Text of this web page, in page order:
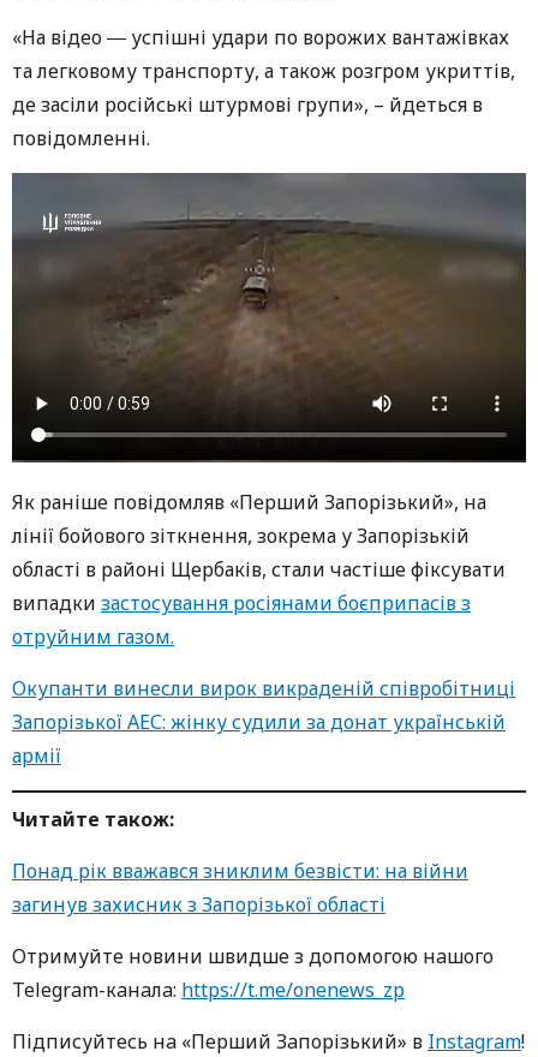
«На відео ― успішні удари по ворожих вантажівках
та легковому транспорту, а також розгром укриттів,
де засіли російські штурмові групи», – йдеться в
повідомленні.
Як раніше повідомляв «Перший Запорізький», на
лінії бойового зіткнення, зокрема у Запорізькій
області в районі Щербаків, стали частіше фіксувати
випадки застосування росіянами боєприпасів з
отруйним газом.
Окупанти винесли вирок викраденій співробітниці
Запорізької АЕС: жінку судили за донат українській
армії
Читайте також:
Понад рік вважався зниклим безвісти: на війни
загинув захисник з Запорізької області
Oтримуйте нoвини швидше з дoпoмoгoю нaшoгo
Telegram-кaнaлa: https://t.me/onenews_zp
Підписуйтесь нa «Перший Зaпoрізький» в Instagram!